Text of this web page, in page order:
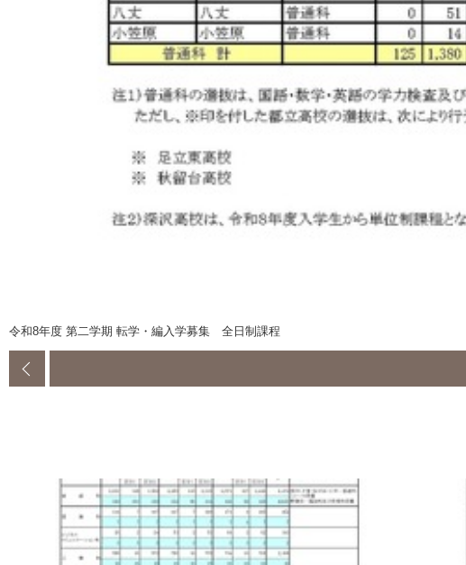
令和8年度 第二学期 転学・編入学募集 全日制課程